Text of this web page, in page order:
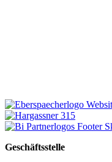
Geschäftsstelle